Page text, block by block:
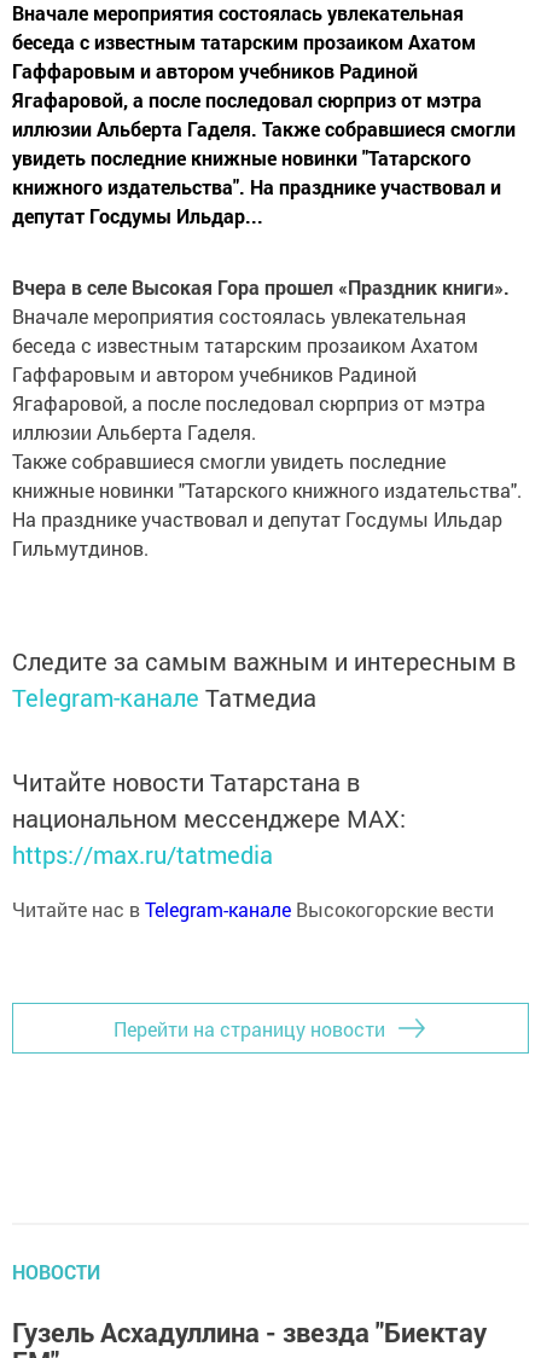
Вначале мероприятия состоялась увлекательная
беседа с известным татарским прозаиком Ахатом
Гаффаровым и автором учебников Радиной
Ягафаровой, а после последовал сюрприз от мэтра
иллюзии Альберта Гаделя. Также собравшиеся смогли
увидеть последние книжные новинки "Татарского
книжного издательства". На празднике участвовал и
депутат Госдумы Ильдар...
Вчера в селе Высокая Гора прошел «Праздник книги».
Вначале мероприятия состоялась увлекательная
беседа с известным татарским прозаиком Ахатом
Гаффаровым и автором учебников Радиной
Ягафаровой, а после последовал сюрприз от мэтра
иллюзии Альберта Гаделя.
Также собравшиеся смогли увидеть последние
книжные новинки "Татарского книжного издательства".
На празднике участвовал и депутат Госдумы Ильдар
Гильмутдинов.
Следите за самым важным и интересным в
Telegram-канале Татмедиа
Читайте новости Татарстана в
национальном мессенджере MАХ:
https://max.ru/tatmedia
Читайте нас вTelegram-канале Высокогорские вести
Перейти на страницу новости
НОВОСТИ
Гузель Асхадуллина - звезда "Биектау